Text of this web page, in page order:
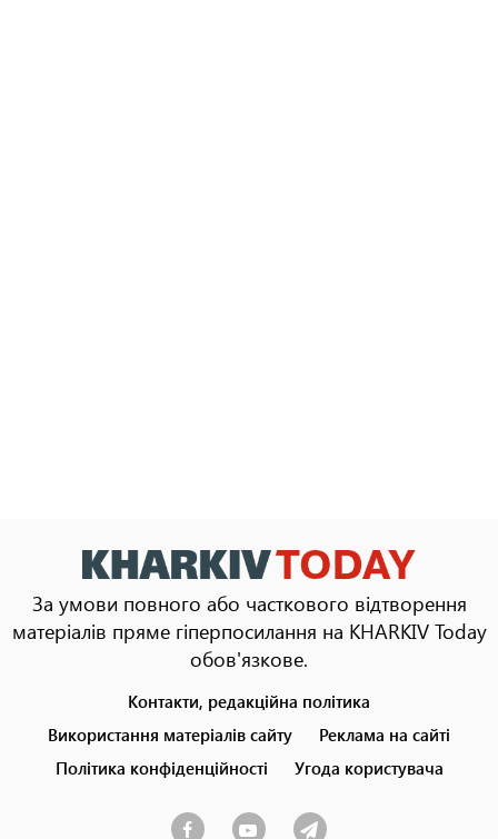
За умови повного або часткового відтворення
матеріалів пряме гіперпосилання на KHARKIV Today
обов'язкове.
menu
Контакти, редакційна політика
Використання матеріалів сайту
Реклама на сайті
Політика конфіденційності
Угода користувача